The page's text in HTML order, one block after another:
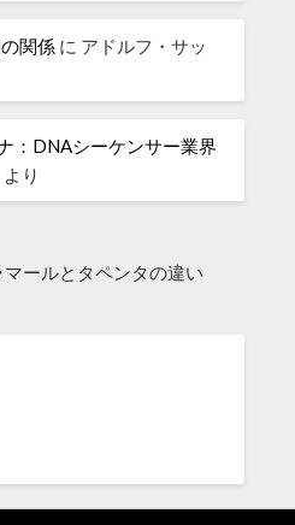
関係 に アドルフ・サッ
：DNAシーケンサー業界
より
マールとタペンタの違い